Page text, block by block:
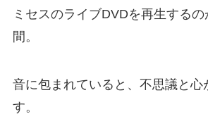
ミセスのライブDVDを再生する
間。
音に包まれていると、不思議と心
す。